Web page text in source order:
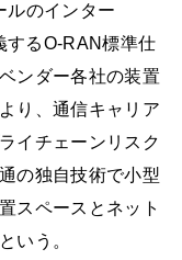
ルのインター
するO-RAN標準仕
ンダー各社の装置
り、通信キャリア
イチェーンリスク
の独自技術で小型
スペースとネット
いう。